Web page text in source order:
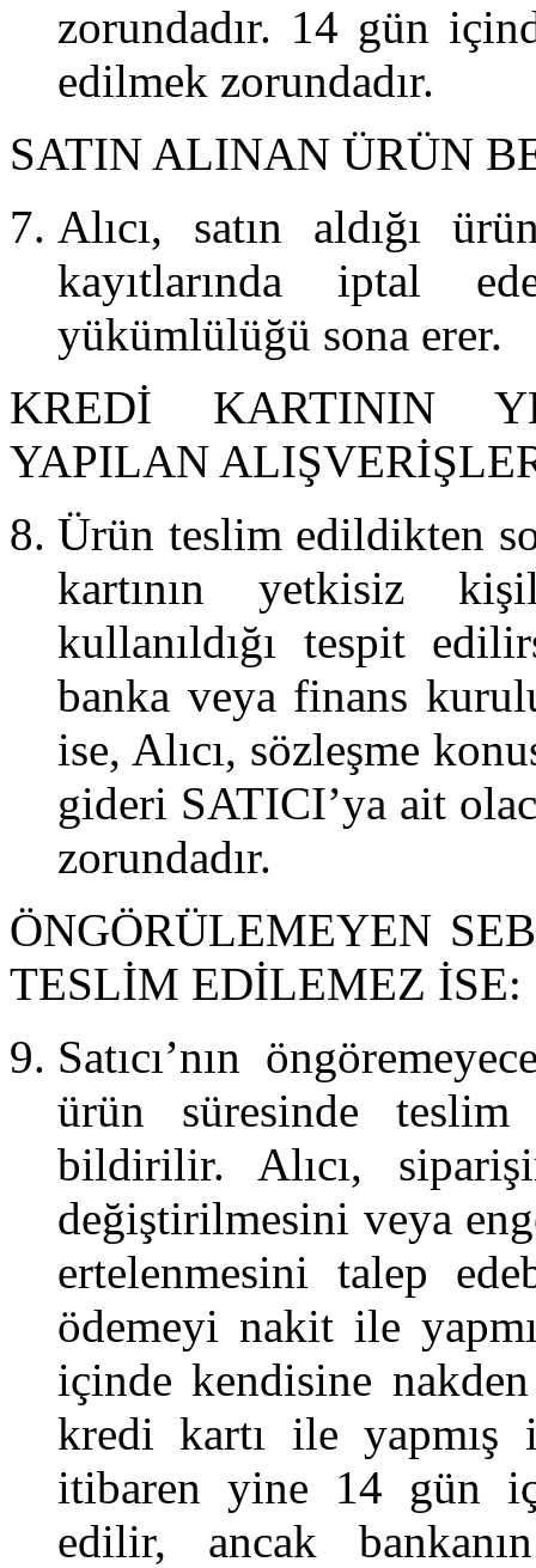
zorundadır. 14 gün
edilmek zorundadır.
SATIN ALINAN ÜRÜN
Alıcı, satın aldığı
kayıtlarında iptal
yükümlülüğü sona erer.
KREDİ KARTININ
YAPILAN
Ürün teslim edildikten
kartının yetkisiz
kullanıldığı tespit
banka veya finans
ise, Alıcı, sözleşme
gideri SATICI’ya ait
zorundadır.
ÖNGÖRÜLEMEYEN
TESLİM EDİLEMEZ İSE:
Satıcı’nın
ürün süresinde teslim
bildirilir. Alıcı,
değiştirilmesini veya
ertelenmesini talep
ödemeyi nakit ile
içinde kendisine
kredi kartı ile yapmış
itibaren yine 14 gün
edilir, ancak